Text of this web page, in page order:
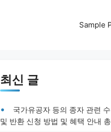
Sample
최신 글
국가유공자 등의 종자 관련
및 반환 신청 방법 및 혜택 안내